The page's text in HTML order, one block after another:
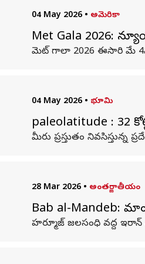
04 May 2026 • అమెరికా
Met Gala 2026:
మెట్ గాలా 2026 ఈసారి మే
04 May 2026 • భూమి
paleolatitude : 32
మీరు ప్రస్తుతం
28 Mar 2026 • అంతర్జాతీయం
Bab al-Mandeb:
హర్మూజ్‌ జలసంధి వద్ద